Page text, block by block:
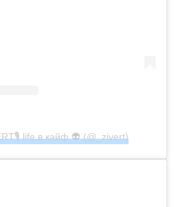
life в кайф 👽 (@_zivert)